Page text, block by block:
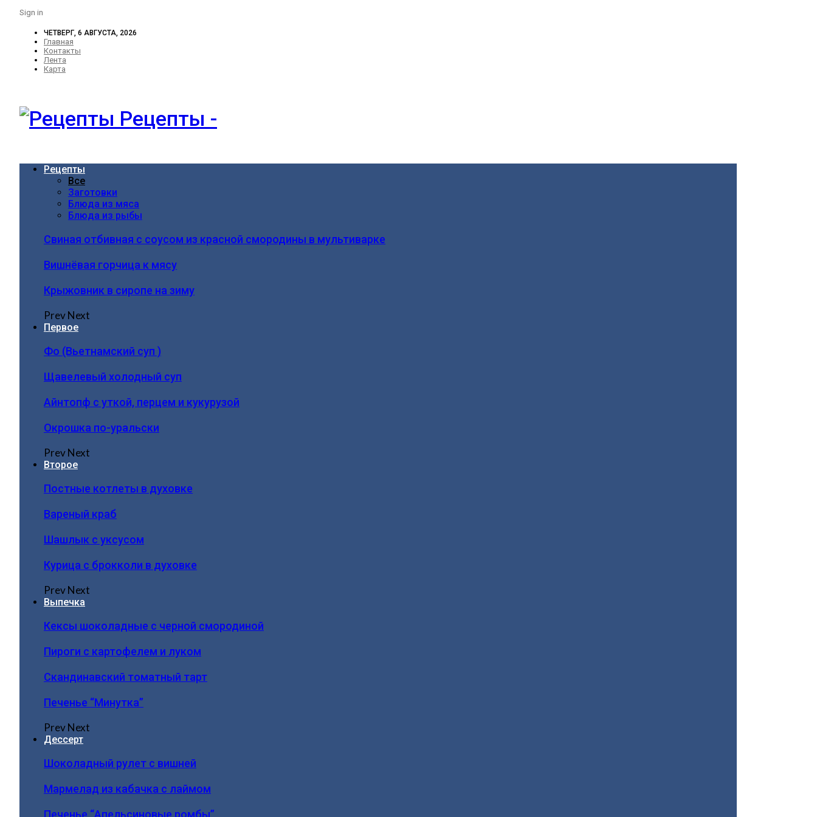
Sign in
ЧЕТВЕРГ, 6 АВГУСТА, 2026
Главная
Контакты
Лента
Карта
Рецепты -
Рецепты
Все
Заготовки
Блюда из мяса
Блюда из рыбы
Свиная отбивная с соусом из красной смородины в мультиварке
Вишнёвая горчица к мясу
Крыжовник в сиропе на зиму
PrevNext
Первое
Фо (Вьетнамский суп )
Щавелевый холодный суп
Айнтопф с уткой, перцем и кукурузой
Окрошка по-уральски
PrevNext
Второе
Постные котлеты в духовке
Вареный краб
Шашлык с уксусом
Курица с брокколи в духовке
PrevNext
Выпечка
Кексы шоколадные с черной смородиной
Пироги c картофелем и луком
Скандинавский томатный тарт
Печенье “Минутка”
PrevNext
Дессерт
Шоколадный рулет с вишней
Мармелад из кабачка с лаймом
Печенье “Апельсиновые ромбы”